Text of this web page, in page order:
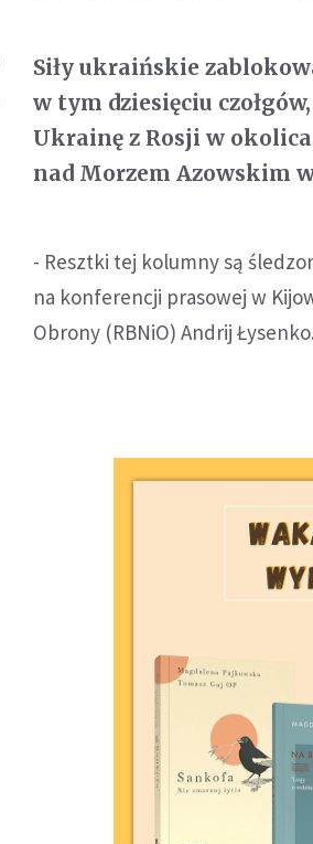
Siły ukraińskie
w tym dziesięciu
Ukrainę z Rosji w
nad Morzem Azowskim
- Resztki tej kolumny są
na konferencji prasowej w
Obrony (RBNiO) Andrij Łysenko.